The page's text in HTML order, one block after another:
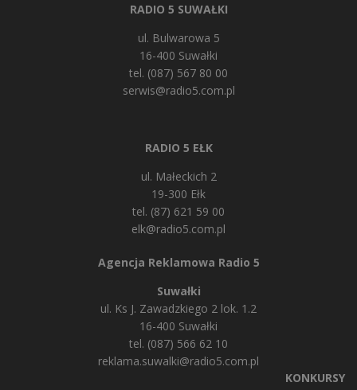
RADIO 5 SUWAŁKI
ul. Bulwarowa 5
16-400 Suwałki
tel. (087) 567 80 00
serwis@radio5.com.pl
RADIO 5 EŁK
ul. Małeckich 2
19-300 Ełk
tel. (87) 621 59 00
elk@radio5.com.pl
Agencja Reklamowa Radio 5
Suwałki
ul. Ks J. Zawadzkiego 2 lok. 1.2
16-400 Suwałki
tel. (087) 566 62 10
reklama.suwalki@radio5.com.pl
KONKURSY